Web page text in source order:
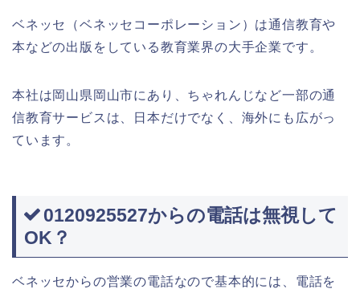
ベネッセ（ベネッセコーポレーション）は通信教育や
本などの出版をしている教育業界の大手企業です。
本社は岡山県岡山市にあり、ちゃれんじなど一部の通
信教育サービスは、日本だけでなく、海外にも広がっ
ています。
0120925527からの電話は無視して
OK？
ベネッセからの営業の電話なので基本的には、電話を